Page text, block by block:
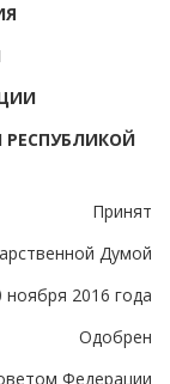
Принят
Думой
ноября 2016 года
Одобрен
Федерации